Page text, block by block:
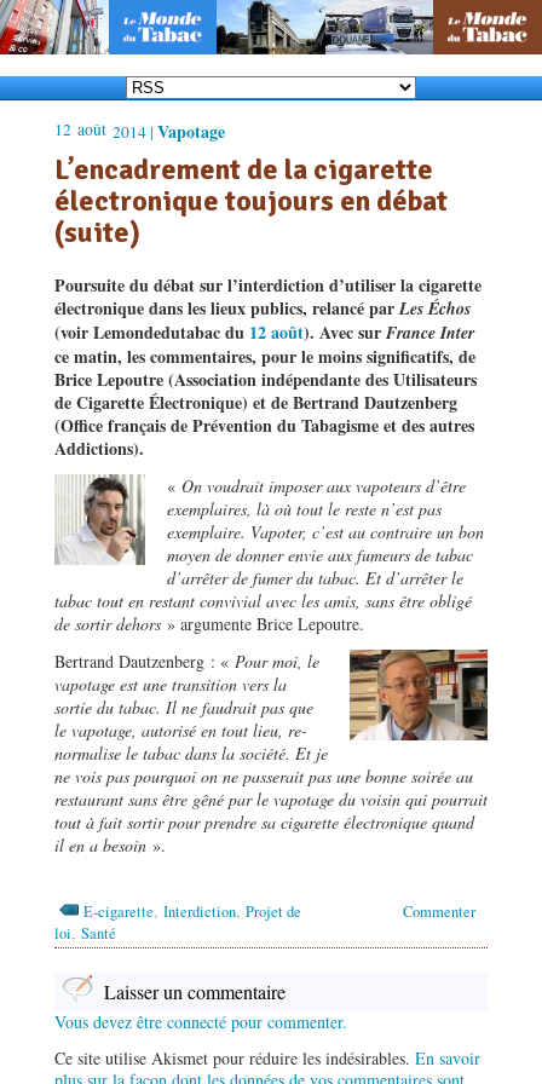
12 août 2014 | Vapotage
L’encadrement de la cigarette
électronique toujours en débat
(suite)
Poursuite du débat sur l’interdiction d’utiliser la cigarette
électronique dans les lieux publics, relancé parLes Échos
(voir Lemondedutabac du 12 août). Avec sur France Inter
ce matin, les commentaires, pour le moins significatifs, de
Brice Lepoutre (Association indépendante des Utilisateurs
de Cigarette Électronique) et de Bertrand Dautzenberg
(Office français de Prévention du Tabagisme et des autres
Addictions).
« On voudrait imposer aux vapoteurs d’être
exemplaires, là où tout le reste n’est pas
exemplaire. Vapoter, c’est au contraire un bon
moyen de donner envie aux fumeurs de tabac
d’arrêter de fumer du tabac. Et d’arrêter le
tabac tout en restant convivial avec les amis, sans être obligé
de sortir dehors » argumente Brice Lepoutre.
Bertrand Dautzenberg : « Pour moi, le
vapotage est une transition vers la
sortie du tabac. Il ne faudrait pas que
le vapotage, autorisé en tout lieu, re-
normalise le tabac dans la société. Et je
ne vois pas pourquoi on ne passerait pas une bonne soirée au
restaurant sans être gêné par le vapotage du voisin qui pourrait
tout à fait sortir pour prendre sa cigarette électronique quand
il en a besoin ».
Commenter
E-cigarette, Interdiction, Projet de
loi, Santé
Laisser un commentaire
Vous devez être connecté pour commenter.
Ce site utilise Akismet pour réduire les indésirables. En savoir